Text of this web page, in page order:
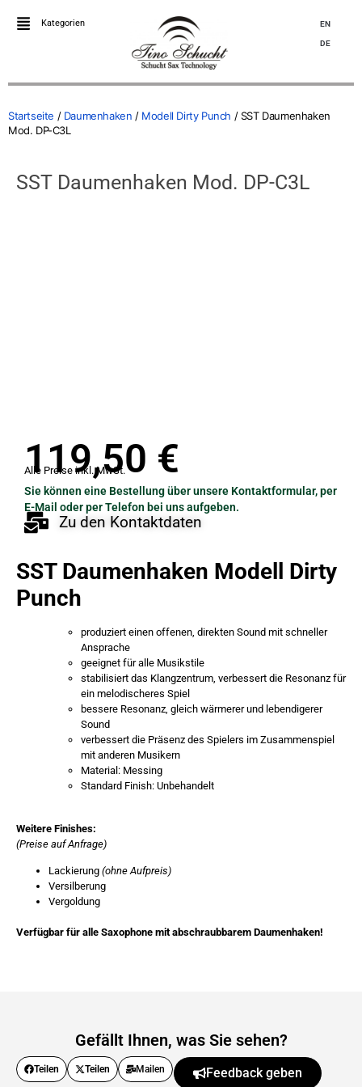
Kategorien EN
DE
Startseite / Daumenhaken / Modell Dirty Punch / SST Daumenhaken
Mod. DP-C3L
SST Daumenhaken Mod. DP-C3L
119,50 €
Alle Preise inkl. MwSt.
Sie können eine Bestellung über unsere Kontaktformular, per
E-Mail oder per Telefon bei uns aufgeben.
Zu den Kontaktdaten
SST Daumenhaken Modell Dirty
Punch
produziert einen offenen, direkten Sound mit schneller
Ansprache
geeignet für alle Musikstile
stabilisiert das Klangzentrum, verbessert die Resonanz für
ein melodischeres Spiel
bessere Resonanz, gleich wärmerer und lebendigerer
Sound
verbessert die Präsenz des Spielers im Zusammenspiel
mit anderen Musikern
Material: Messing
Standard Finish: Unbehandelt
Weitere Finishes:
(Preise auf Anfrage)
Lackierung (ohne Aufpreis)
Versilberung
Vergoldung
Verfügbar für alle Saxophone mit abschraubbarem Daumenhaken!
Gefällt Ihnen, was Sie sehen?
Teilen Teilen Mailen Feedback geben